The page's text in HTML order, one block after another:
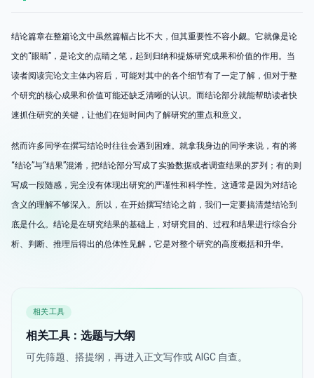
结论篇章在整篇论文中虽然篇幅占比不大，但其重要性不容小觑。它就像是论
文的“眼睛”，是论文的点睛之笔，起到归纳和提炼研究成果和价值的作用。当
读者阅读完论文主体内容后，可能对其中的各个细节有了一定了解，但对于整
个研究的核心成果和价值可能还缺乏清晰的认识。而结论部分就能帮助读者快
速抓住研究的关键，让他们在短时间内了解研究的重点和意义。
然而许多同学在撰写结论时往往会遇到困难。就拿我身边的同学来说，有的将
“结论”与“结果”混淆，把结论部分写成了实验数据或者调查结果的罗列；有的则
写成一段随感，完全没有体现出研究的严谨性和科学性。这通常是因为对结论
含义的理解不够深入。所以，在开始撰写结论之前，我们一定要搞清楚结论到
底是什么。结论是在研究结果的基础上，对研究目的、过程和结果进行综合分
析、判断、推理后得出的总体性见解，它是对整个研究的高度概括和升华。
相关工具
相关工具：选题与大纲
可先筛题、搭提纲，再进入正文写作或 AIGC 自查。